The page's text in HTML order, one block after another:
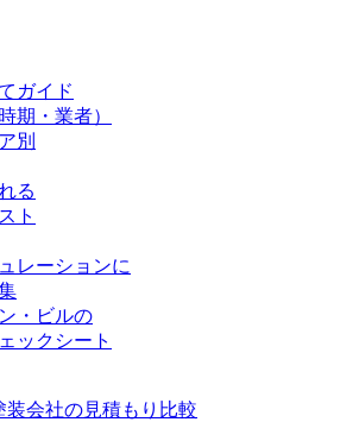
ガイド
期・業者）
別
る
ト
レーションに
・ビルの
ックシート